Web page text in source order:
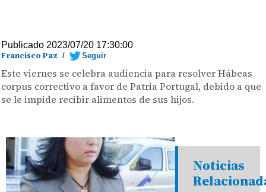
Publicado 2023/07/20 17:30:00
Francisco Paz / Seguir
Este viernes se celebra audiencia para resolver Hábeas
corpus correctivo a favor de Patria Portugal, debido a que
se le impide recibir alimentos de sus hijos.
Noticias